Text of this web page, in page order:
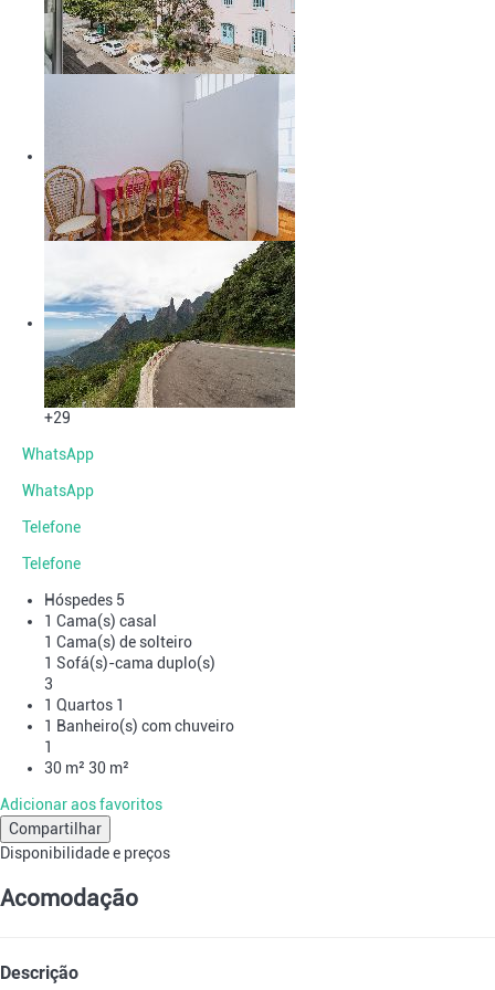
+29
WhatsApp
WhatsApp
Telefone
Telefone
Hóspedes 5
1 Cama(s) casal
1 Cama(s) de solteiro
1 Sofá(s)-cama duplo(s)
3
1 Quartos 1
1 Banheiro(s) com chuveiro
1
30 m² 30 m²
Adicionar aos favoritos
Compartilhar
Disponibilidade e preços
Acomodação
Descrição